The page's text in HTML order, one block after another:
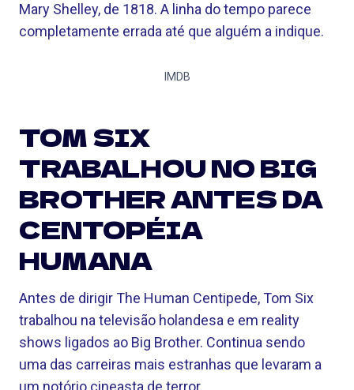
Mary Shelley, de 1818. A linha do tempo parece
completamente errada até que alguém a indique.
IMDB
TOM SIX
TRABALHOU NO BIG
BROTHER ANTES DA
CENTOPÉIA
HUMANA
Antes de dirigir The Human Centipede, Tom Six
trabalhou na televisão holandesa e em reality
shows ligados ao Big Brother. Continua sendo
uma das carreiras mais estranhas que levaram a
um notório cineasta de terror.